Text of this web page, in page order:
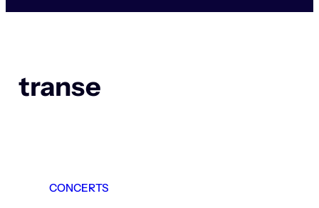
transe
CONCERTS